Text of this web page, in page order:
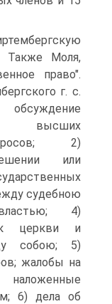
Также Моля,
право".
г. с.
обсуждение
высших
2)
или
судебною
4)
к церкви и
собою; 5)
жалобы на
6) дела об